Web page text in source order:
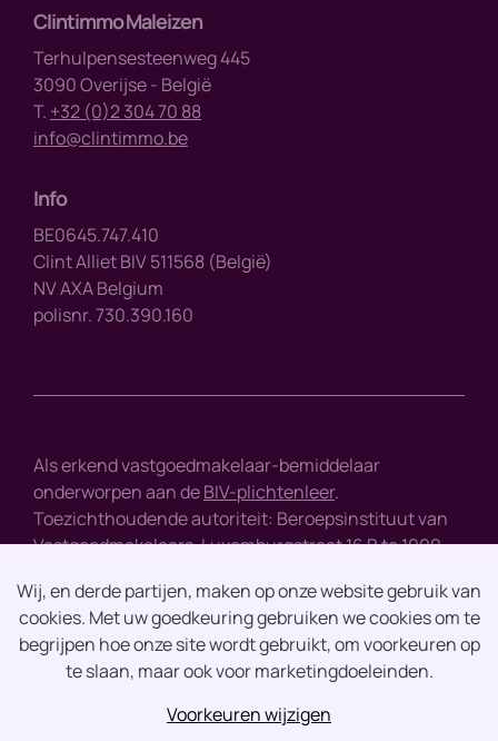
Info
BE0645.747.410
Clint Alliet BIV 511568 (België)
NV AXA Belgium
polisnr. 730.390.160
Clintimmo Maleizen
Terhulpensesteenweg 445
3090 Overijse - België
T. +32 (0)2 304 70 88
info@clintimmo.be
Als erkend vastgoedmakelaar-bemiddelaar
onderworpen aan deBIV-plichtenleer.
Toezichthoudende autoriteit: Beroepsinstituut van
Vastgoedmakelaars, Luxemburgstraat 16 B te 1000
Disclaimer
Privacy
Wij, en derde partijen, maken op onze website gebruik van
cookies. Met uw goedkeuring gebruiken we cookies om te
begrijpen hoe onze site wordt gebruikt, om voorkeuren op
te slaan, maar ook voor marketingdoeleinden.
Voorkeuren wijzigen